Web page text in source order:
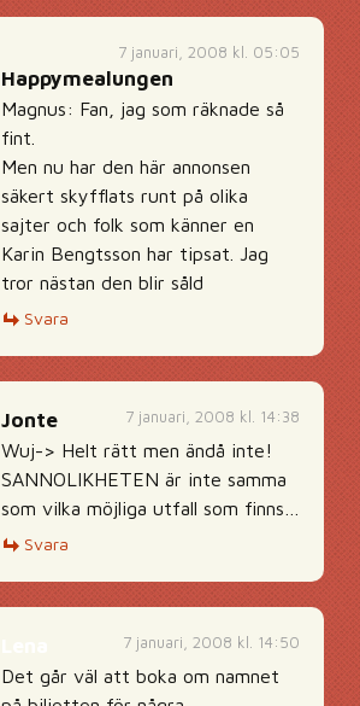
7 januari, 2008 kl. 05:05
Happymealungen
Magnus: Fan, jag som räknade så
fint.
Men nu har den här annonsen
säkert skyfflats runt på olika
sajter och folk som känner en
Karin Bengtsson har tipsat. Jag
tror nästan den blir såld
Svara
7 januari, 2008 kl. 14:38
Jonte
Wuj-> Helt rätt men ändå inte!
SANNOLIKHETEN är inte samma
som vilka möjliga utfall som finns…
Svara
7 januari, 2008 kl. 14:50
Det går väl att boka om namnet